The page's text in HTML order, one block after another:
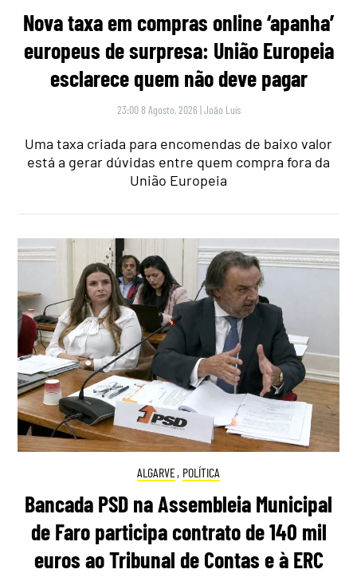
Nova taxa em compras online ‘apanha’
europeus de surpresa: União Europeia
esclarece quem não deve pagar
23:00 8 Agosto, 2026 |João Luís
Uma taxa criada para encomendas de baixo valor
está a gerar dúvidas entre quem compra fora da
União Europeia
ALGARVE, POLÍTICA
Bancada PSD na Assembleia Municipal
de Faro participa contrato de 140 mil
euros ao Tribunal de Contas e à ERC